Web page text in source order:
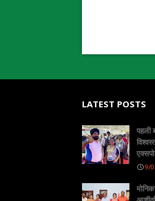
LATEST POSTS
पहली
9/